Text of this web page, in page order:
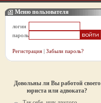
Меню пользователя
логин
пароль
Регистрация | Забыли пароль?
Довольны ли Вы работой своего
юриста или адвоката?